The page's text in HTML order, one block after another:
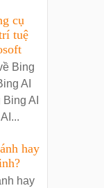
cụ
tuệ
Bing
AI
AI
hay
hay